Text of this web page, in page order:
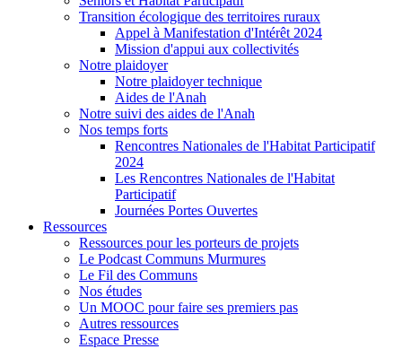
Transition écologique des territoires ruraux
Appel à Manifestation d'Intérêt 2024
Mission d'appui aux collectivités
Notre plaidoyer
Notre plaidoyer technique
Aides de l'Anah
Notre suivi des aides de l'Anah
Nos temps forts
Rencontres Nationales de l'Habitat Participatif
2024
Les Rencontres Nationales de l'Habitat
Participatif
Journées Portes Ouvertes
Ressources
Ressources pour les porteurs de projets
Le Podcast Communs Murmures
Le Fil des Communs
Nos études
Un MOOC pour faire ses premiers pas
Autres ressources
Espace Presse